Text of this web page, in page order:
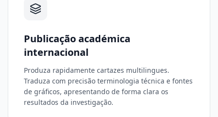
Publicação académica
internacional
Produza rapidamente cartazes multilingues.
Traduza com precisão terminologia técnica e fontes
de gráficos, apresentando de forma clara os
resultados da investigação.